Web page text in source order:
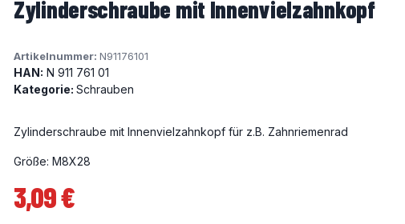
Zylinderschraube mit Innenvielzahnkopf
Artikelnummer: N91176101
HAN: N 911 761 01
Kategorie: Schrauben
Zylinderschraube mit Innenvielzahnkopf für z.B. Zahnriemenrad
Größe: M8X28
3,09 €